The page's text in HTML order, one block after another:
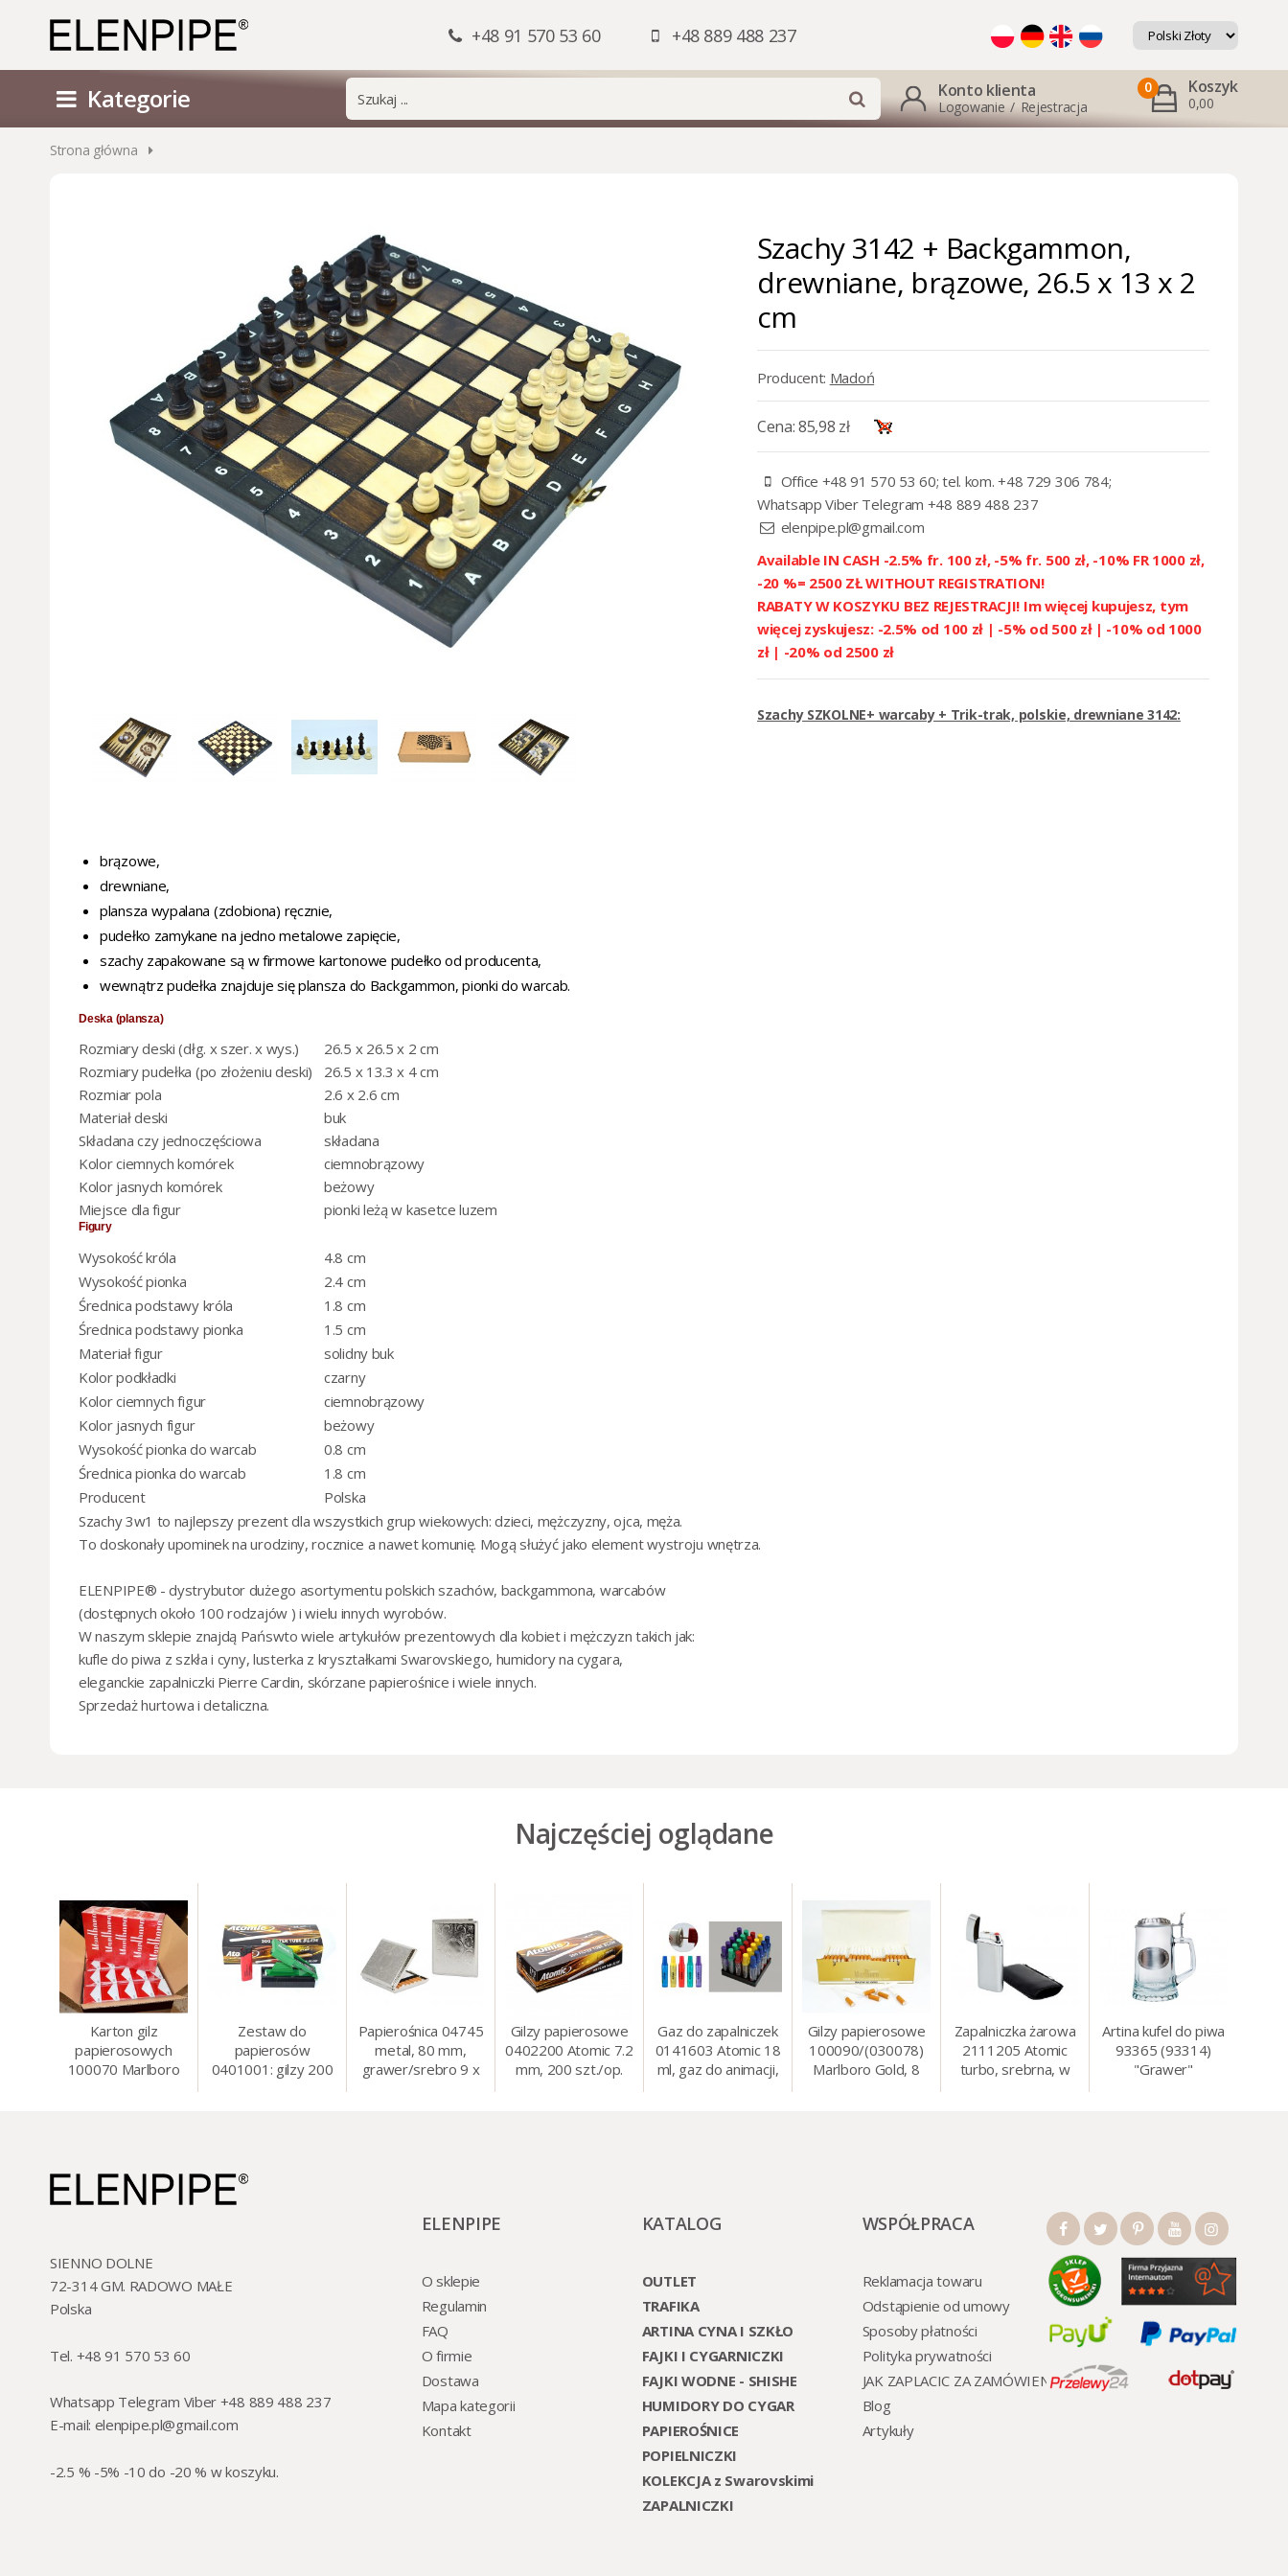
+48 91 570 53 60 +48 889 488 237
Kategorie Konto klienta
Logowanie / Rejestracja
0 Koszyk
0,00
Strona główna
Szachy 3142 + Backgammon,
drewniane, brązowe, 26.5 x 13 x 2
cm
Producent: Madoń
Cena:85,98 zł
Office +48 91 570 53 60; tel. kom. +48 729 306 784;
Whatsapp Viber Telegram +48 889 488 237
elenpipe.pl@gmail.com
Available IN CASH -2.5% fr. 100 zł, -5% fr. 500 zł, -10% FR 1000 zł,
-20 %= 2500 ZŁ WITHOUT REGISTRATION!
RABATY W KOSZYKU BEZ REJESTRACJI! Im więcej kupujesz, tym
więcej zyskujesz: -2.5% od 100 zł | -5% od 500 zł | -10% od 1000
zł | -20% od 2500 zł
Szachy SZKOLNE+ warcaby + Trik-trak, polskie, drewniane 3142:
brązowe,
drewniane,
plansza wypalana (zdobiona) ręcznie,
pudełko zamykane na jedno metalowe zapięcie,
szachy zapakowane są w firmowe kartonowe pudełko od producenta,
wewnątrz pudełka znajduje się plansza do Backgammon, pionki do warcab.
Deska (plansza)
Rozmiary deski (dłg. x szer. x wys.)
26.5 x 26.5 x 2 cm
Rozmiary pudełka (po złożeniu deski)
26.5 x 13.3 x 4 cm
Rozmiar pola
2.6 x 2.6 cm
Materiał deski
buk
Składana czy jednoczęściowa
składana
Kolor ciemnych komórek
ciemnobrązowy
Kolor jasnych komórek
beżowy
Miejsce dla figur
pionki leżą w kasetce luzem
Figury
Wysokość króla
4.8 cm
Wysokość pionka
2.4 cm
Średnica podstawy króla
1.8 cm
Średnica podstawy pionka
1.5 cm
Materiał figur
solidny buk
Kolor podkładki
czarny
Kolor ciemnych figur
ciemnobrązowy
Kolor jasnych figur
beżowy
Wysokość pionka do warcab
0.8 cm
Średnica pionka do warcab
1.8 cm
Producent
Polska
Szachy 3w1 to najlepszy prezent dla wszystkich grup wiekowych: dzieci, mężczyzny, ojca, męża.
To doskonały upominek na urodziny, rocznice a nawet komunię. Mogą służyć jako element wystroju wnętrza.
ELENPIPE® - dystrybutor dużego asortymentu polskich szachów, backgammona, warcabów
(dostępnych około 100 rodzajów ) i wielu innych wyrobów.
W naszym sklepie znajdą Pańswto wiele artykułów prezentowych dla kobieti mężczyzn takich jak:
kufle do piwa z szkła i cyny,lusterka z kryształkami Swarovskiego, humidory na cygara,
eleganckie zapalniczki Pierre Cardin, skórzane papierośnice i wiele innych.
Sprzedażhurtowa i detaliczna.
Najczęściej oglądane
Karton gilz
papierosowych
100070 Marlboro
Zestaw do
papierosów
0401001: gilzy 200
Papierośnica 04745
metal, 80 mm,
grawer/srebro 9 x
Gilzy papierosowe
0402200 Atomic 7.2
mm, 200 szt./op.
Gaz do zapalniczek
0141603 Atomic 18
ml, gaz do animacji,
Gilzy papierosowe
100090/(030078)
Marlboro Gold, 8
Zapalniczka żarowa
2111205 Atomic
turbo, srebrna, w
Artina kufel do piwa
93365 (93314)
"Grawer"
SIENNO DOLNE
72-314 GM. RADOWO MAŁE
Polska
Tel. +48 91 570 53 60
Whatsapp Telegram Viber +48 889 488 237
E-mail: elenpipe.pl@gmail.com
-2.5 % -5% -10 do -20 % w koszyku.
ELENPIPE
O sklepie
Regulamin
FAQ
O firmie
Dostawa
Mapa kategorii
Kontakt
KATALOG
OUTLET
TRAFIKA
ARTINA CYNA I SZKŁO
FAJKI I CYGARNICZKI
FAJKI WODNE - SHISHE
HUMIDORY DO CYGAR
PAPIEROŚNICE
POPIELNICZKI
KOLEKCJA z Swarovskimi
ZAPALNICZKI
WSPÓŁPRACA
Reklamacja towaru
Odstąpienie od umowy
Sposoby płatności
Polityka prywatności
JAK ZAPLACIC ZA ZAMÓWIENI
Blog
Artykuły